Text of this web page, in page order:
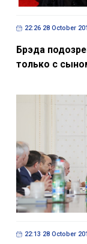
22:26 28 October
Брэда
только с
22:13 28 October